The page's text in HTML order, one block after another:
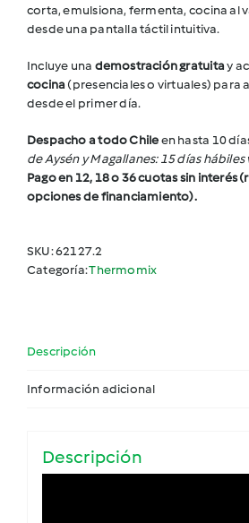
corta, emulsiona, fermenta, cocina al
desde una pantalla táctil intuitiva.
Incluye una demostración gratuitay
cocina (presenciales o virtuales) para
desde el primer día.
Despacho a todo Chileen hasta 10
de Aysén y Magallanes: 15 días
Pago en 12, 18 o 36 cuotas sin interés
opciones de financiamiento).
SKU:62127.2
Categoría:Thermomix
Descripción
Información adicional
Descripción